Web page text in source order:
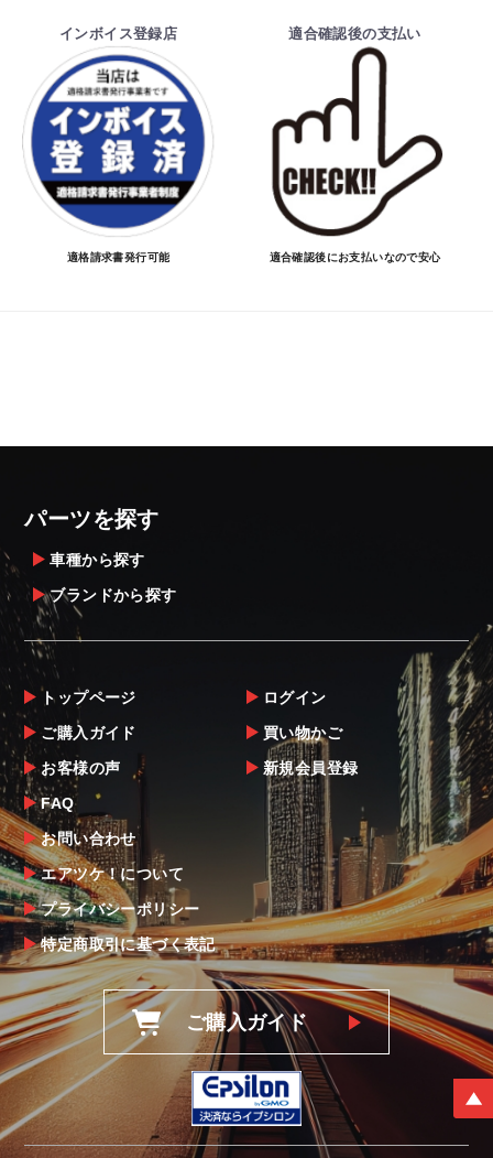
インボイス登録店
適格請求書発行可能
適合確認後の支払い
適合確認後にお支払いなので安心
パーツを探す
車種から探す
ブランドから探す
トップページ
ご購入ガイド
お客様の声
FAQ
お問い合わせ
エアツケ！について
プライバシーポリシー
特定商取引に基づく表記
ログイン
買い物かご
新規会員登録
ご購入ガイド